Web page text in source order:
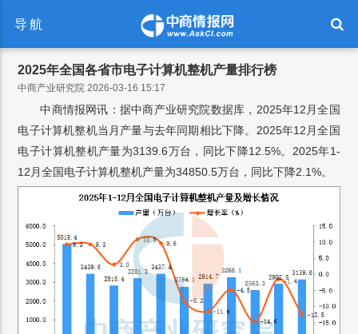
导航
2025年全国各省市电子计算机整机产量排行榜
中商产业研究院 2026-03-16 15:17
中商情报网讯：据中商产业研究院数据库，2025年12月全国
电子计算机整机当月产量与去年同期相比下降。2025年12月全国
电子计算机整机产量为3139.6万台，同比下降12.5%。2025年1-
12月全国电子计算机整机产量为34850.5万台，同比下降2.1%。